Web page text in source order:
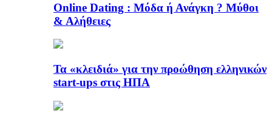
Online Dating : Μόδα ή Ανάγκη ? Μύθοι
& Αλήθειες
Τα «κλειδιά» για την προώθηση ελληνικών
start-ups στις ΗΠΑ